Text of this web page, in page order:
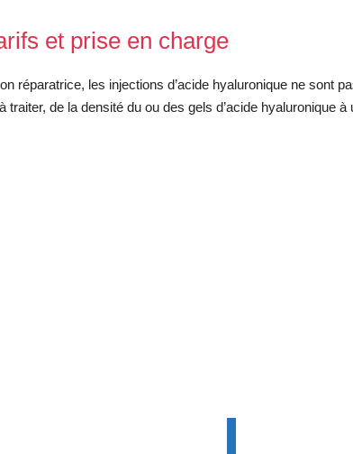
et prise en charge
réparatrice, les injections d’acide hyaluronique ne sont
de la densité du ou des gels d’acide hyaluronique